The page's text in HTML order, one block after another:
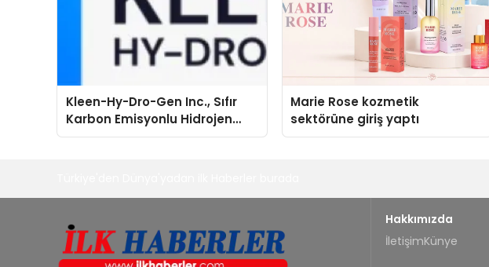
Kleen-Hy-Dro-Gen Inc., Sıfır
Karbon Emisyonlu Hidrojen
Isıtma Teknolojisinde ISO ve
Marie Rose kozmetik
sektörüne giriş yaptı
Hakkımızda
İletişimKünye